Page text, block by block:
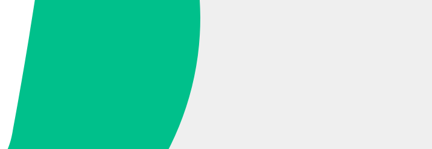
訂閱費以資源用量計價，
價格公開透明。
佈署時，可視成本效益，